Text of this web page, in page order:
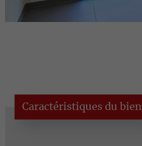
Caractéristiques du bien